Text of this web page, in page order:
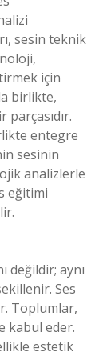
sesin teknik
için
birlikte,
entegre
sesinin
analizlerle
eğitimi
değildir; aynı
Ses
Toplumlar,
kabul eder.
estetik